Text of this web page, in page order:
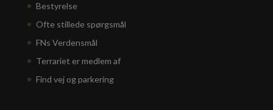
Bestyrelse
Ofte stillede spørgsmål
FNs Verdensmål
Terrariet er medlem af
Find vej og parkering